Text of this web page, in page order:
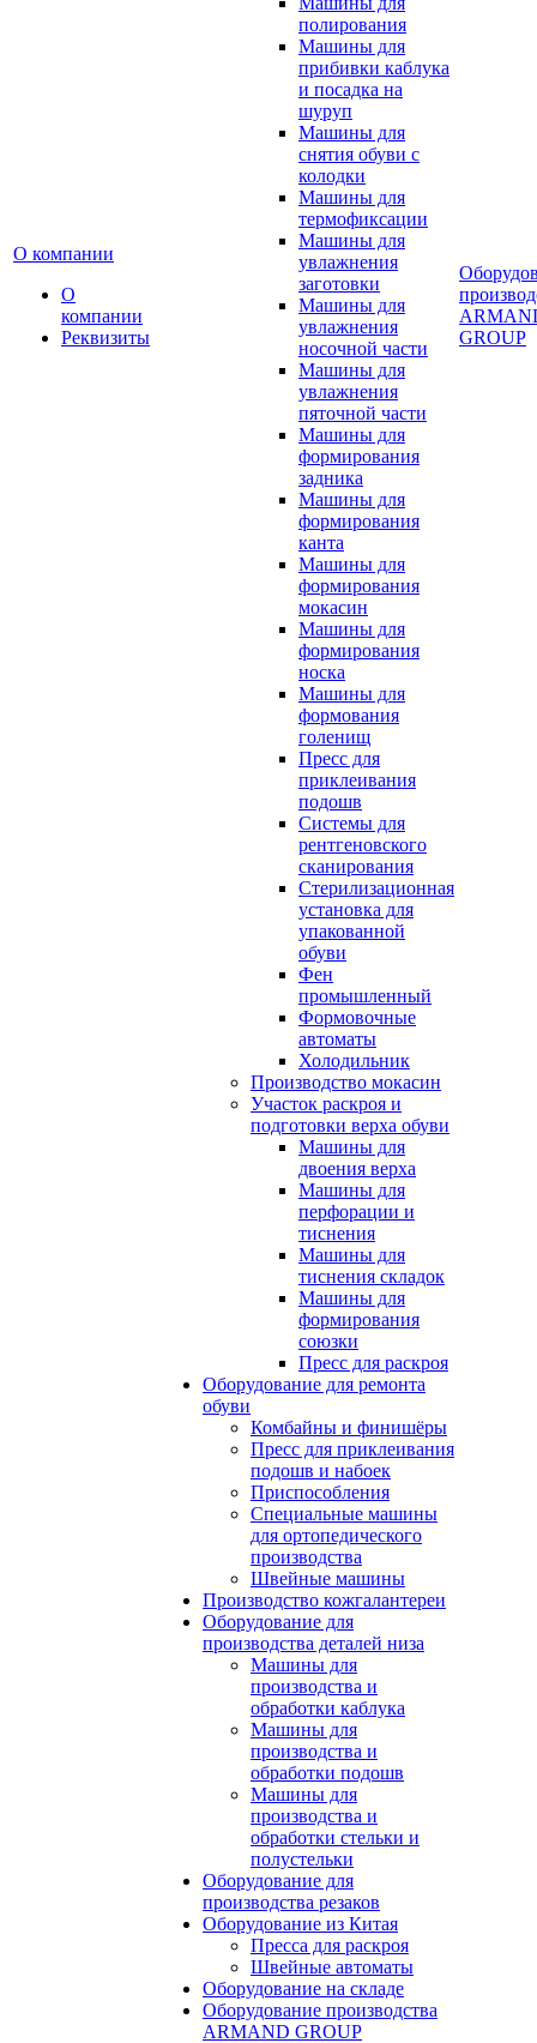
О компании
О
компании
Реквизиты
полирования
Машины для
прибивки каблука
и посадка на
шуруп
Машины для
снятия обуви с
колодки
Машины для
термофиксации
Машины для
увлажнения
заготовки
Машины для
увлажнения
носочной части
Машины для
увлажнения
пяточной части
Машины для
формирования
задника
Машины для
формирования
канта
Машины для
формирования
мокасин
Машины для
формирования
носка
Машины для
формования
голенищ
Пресс для
приклеивания
подошв
Системы для
рентгеновского
сканирования
Стерилизационная
установка для
упакованной
обуви
Фен
промышленный
Формовочные
автоматы
Холодильник
Производство мокасин
Участок раскроя и
подготовки верха обуви
Машины для
двоения верха
Машины для
перфорации и
тиснения
Машины для
тиснения складок
Машины для
формирования
союзки
Пресс для раскроя
Оборудование для ремонта
обуви
Комбайны и финишёры
Пресс для приклеивания
подошв и набоек
Приспособления
Специальные машины
для ортопедического
производства
Швейные машины
Производство кожгалантереи
Оборудование для
производства деталей низа
Машины для
производства и
обработки каблука
Машины для
производства и
обработки подошв
Машины для
производства и
обработки стельки и
полустельки
Оборудование для
производства резаков
Оборудование из Китая
Пресса для раскроя
Швейные автоматы
Оборудование на складе
Оборудование производства
ARMAND GROUP
GROUP